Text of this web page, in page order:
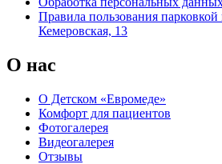
Правила пользования парковкой
Кемеровская, 13
О нас
О Детском «Евромеде»
Комфорт для пациентов
Фотогалерея
Видеогалерея
Отзывы